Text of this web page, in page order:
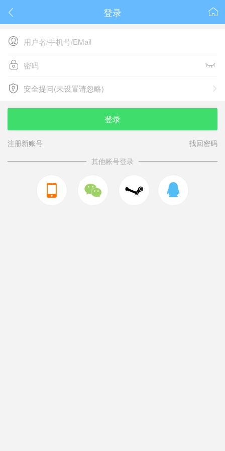
 
登录

 
 
安全提问(未设置请忽略)
安全提问(未设置请忽略)
登录
注册新账号
找回密码
其他帐号登录
  